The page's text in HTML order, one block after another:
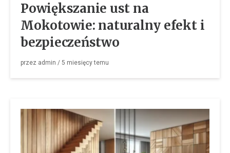
Powiększanie ust na
Mokotowie: naturalny efekt i
bezpieczeństwo
przez admin / 5 miesięcytemu